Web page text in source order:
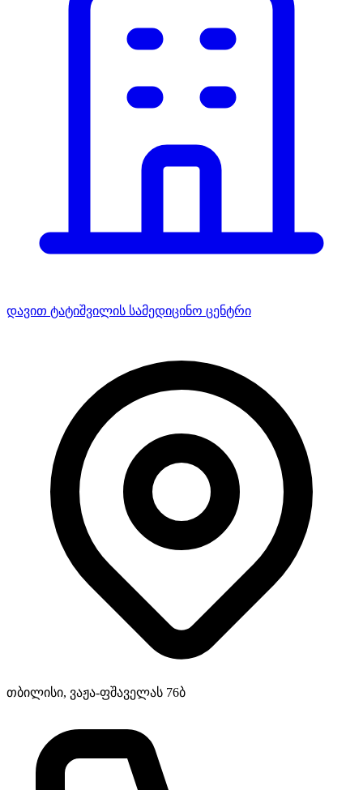
დავით ტატიშვილის სამედიცინო ცენტრი
თბილისი, ვაჟა-ფშაველას 76ბ